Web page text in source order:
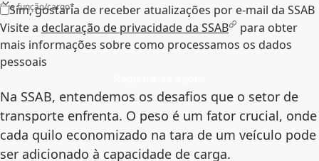
Sua função/cargo*
Sim, gostaria de receber atualizações por e-mail da SSAB
Visite a declaração de privacidade da SSAB
para obter
mais informações sobre como processamos os dados
pessoais
Na SSAB, entendemos os desafios que o setor de
transporte enfrenta. O peso é um fator crucial, onde
cada quilo economizado na tara de um veículo pode
ser adicionado à capacidade de carga.